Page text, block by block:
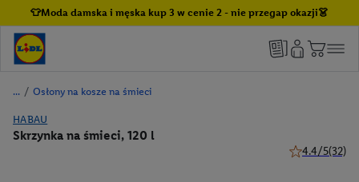
👕Moda damska i męska kup 3 w cenie 2 - nie przegap okazji👗
/ Osłony na kosze na śmieci
HABAU
Skrzynka na śmieci, 120 l
4.4/5(32)